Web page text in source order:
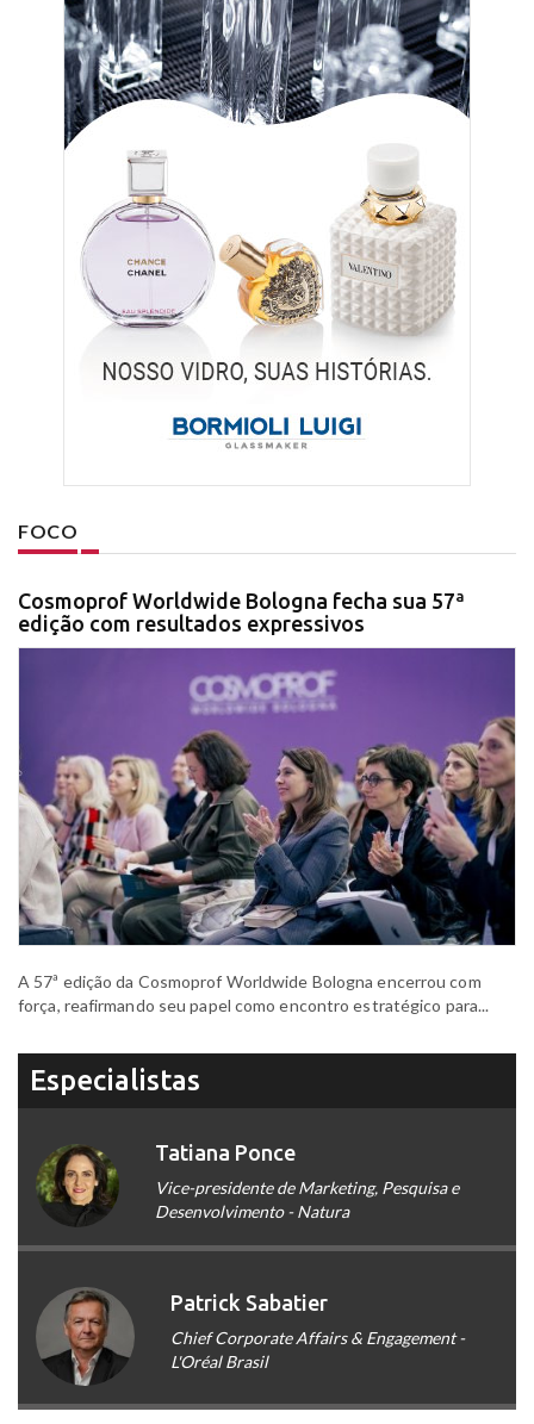
FOCO
Cosmoprof Worldwide Bologna fecha sua 57ª
edição com resultados expressivos
A 57ª edição da Cosmoprof Worldwide Bologna encerrou com
força, reafirmando seu papel como encontro estratégico para...
Especialistas
Tatiana Ponce
Vice-presidente de Marketing, Pesquisa e
Desenvolvimento - Natura
Patrick Sabatier
Chief Corporate Affairs & Engagement -
L'Oréal Brasil